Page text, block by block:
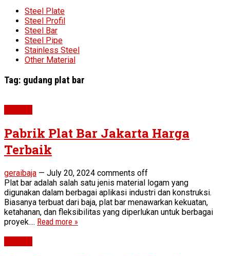
Steel Plate
Steel Profil
Steel Bar
Steel Pipe
Stainless Steel
Other Material
Tag: gudang plat bar
Pabrik Plat Bar Jakarta Harga
Terbaik
geraibaja — July 20, 2024 comments off
Plat bar adalah salah satu jenis material logam yang
digunakan dalam berbagai aplikasi industri dan konstruksi.
Biasanya terbuat dari baja, plat bar menawarkan kekuatan,
ketahanan, dan fleksibilitas yang diperlukan untuk berbagai
proyek.... Read more »